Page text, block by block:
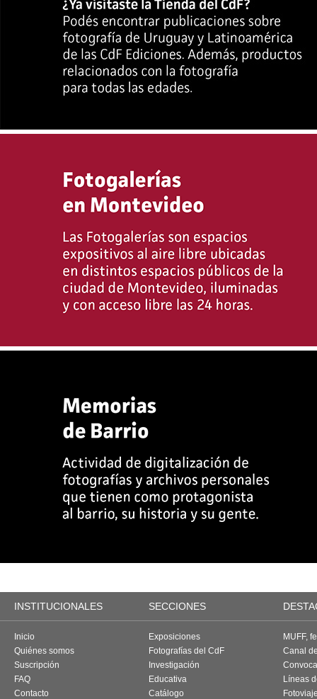
INSTITUCIONALES SECCIONES
Inicio
Quiénes somos
Suscripción
FAQ
Contacto
Exposiciones
Fotografías del CdF
Investigación
Educativa
Catálogo
MUFF,
Canal
Líneas